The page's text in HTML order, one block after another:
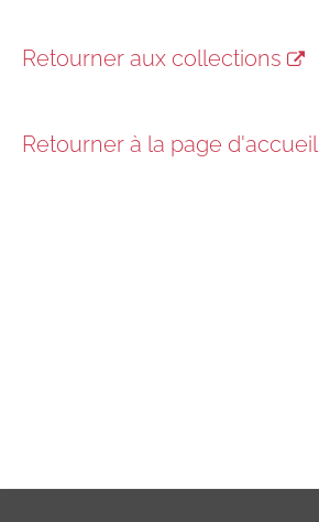
Retourner aux collections
Retourner à la page d'accueil